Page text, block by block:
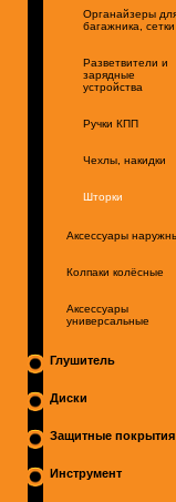
Органайзеры
багажника, сетки
Разветвители и
зарядные
устройства
Ручки КПП
Чехлы, накидки
Шторки
Аксессуары
Колпаки колёсные
Аксессуары
универсальные
Глушитель
Диски
Защитные покрытия
Инструмент